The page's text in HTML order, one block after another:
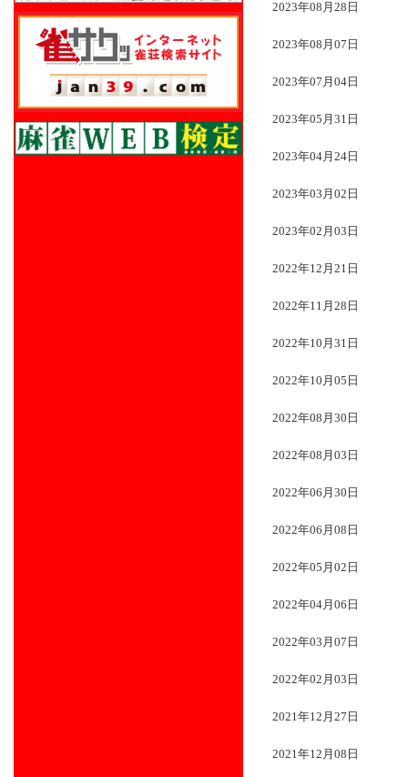
2023年08月28日
2023年08月07日
2023年07月04日
2023年05月31日
2023年04月24日
2023年03月02日
2023年02月03日
2022年12月21日
2022年11月28日
2022年10月31日
2022年10月05日
2022年08月30日
2022年08月03日
2022年06月30日
2022年06月08日
2022年05月02日
2022年04月06日
2022年03月07日
2022年02月03日
2021年12月27日
2021年12月08日